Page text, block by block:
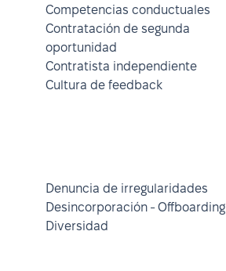
Competencias conductuales
Contratación de segunda
oportunidad
Contratista independiente
Cultura de feedback
Denuncia de irregularidades
Desincorporación - Offboarding
Diversidad